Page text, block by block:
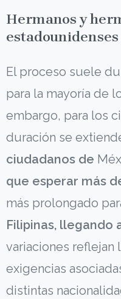
Hermanos y
estadounidenses
El proceso suele
para la mayoría de
embargo, para los
duración se
ciudadanos de
que esperar más
más prolongado
Filipinas, llegando
variaciones reflejan
exigencias
distintas